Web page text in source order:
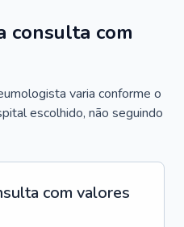
consulta com
varia conforme o
escolhido, não seguindo
com valores